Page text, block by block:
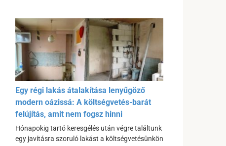
Egy régi lakás átalakítása lenyűgöző
modern oázissá: A költségvetés-barát
felújítás, amit nem fogsz hinni
Hónapokig tartó keresgélés után végre találtunk
egy javításra szoruló lakást a költségvetésünkön